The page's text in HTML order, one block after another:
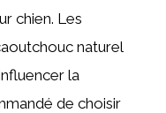
chien. Les
naturel
la
de choisir